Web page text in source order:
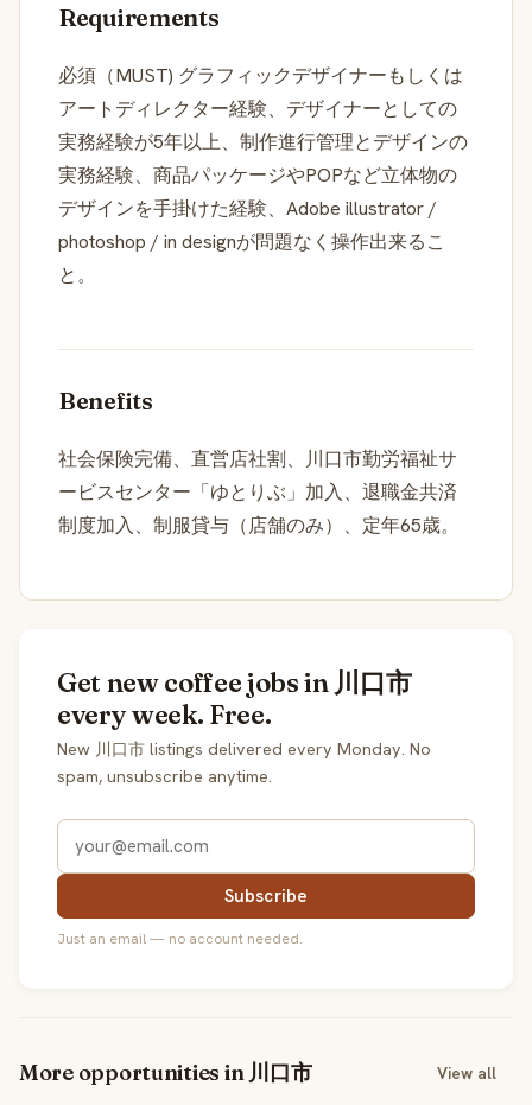
Requirements
必須（MUST) グラフィックデザイナーもしくは
アートディレクター経験、デザイナーとしての
実務経験が5年以上、制作進行管理とデザインの
実務経験、商品パッケージやPOPなど立体物の
デザインを手掛けた経験、Adobe illustrator /
photoshop / in designが問題なく操作出来るこ
と。
Benefits
社会保険完備、直営店社割、川口市勤労福祉サ
ービスセンター「ゆとりぶ」加入、退職金共済
制度加入、制服貸与（店舗のみ）、定年65歳。
Get new coffee jobs in 川口市
every week. Free.
New 川口市 listings delivered every Monday. No
spam, unsubscribe anytime.
Subscribe
Just an email — no account needed.
More opportunities in 川口市 View all